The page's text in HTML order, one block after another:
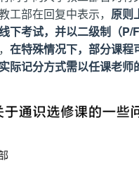
工部在回复中表示， 原则
下考试，并以二级制（P/
在特殊情况下，部分课程
际记分方式需以任课老师